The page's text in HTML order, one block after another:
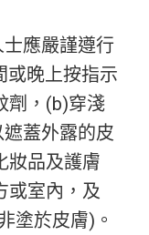
應嚴謹遵行
或晚上按指示
劑，(b)穿淺
蓋外露的皮
妝品及護膚
或室內，及
塗於皮膚)。